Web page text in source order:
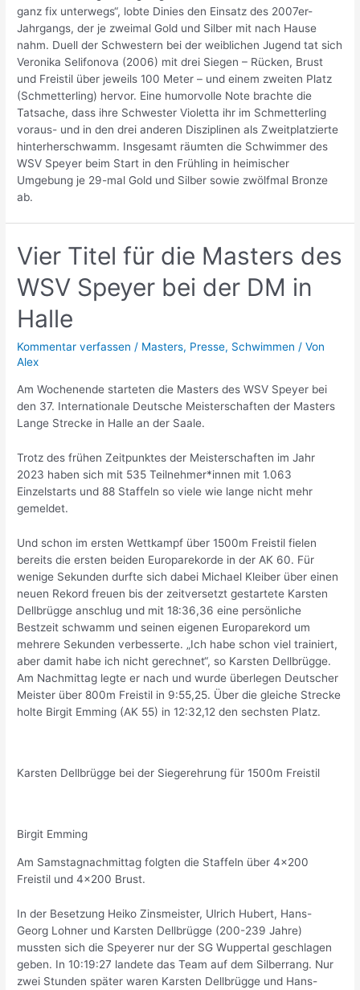
ganz fix unterwegs“, lobte Dinies den Einsatz des 2007er-
Jahrgangs, der je zweimal Gold und Silber mit nach Hause
nahm. Duell der Schwestern bei der weiblichen Jugend tat sich
Veronika Selifonova (2006) mit drei Siegen – Rücken, Brust
und Freistil über jeweils 100 Meter – und einem zweiten Platz
(Schmetterling) hervor. Eine humorvolle Note brachte die
Tatsache, dass ihre Schwester Violetta ihr im Schmetterling
voraus- und in den drei anderen Disziplinen als Zweitplatzierte
hinterherschwamm. Insgesamt räumten die Schwimmer des
WSV Speyer beim Start in den Frühling in heimischer
Umgebung je 29-mal Gold und Silber sowie zwölfmal Bronze
ab.
Vier Titel für die Masters des
WSV Speyer bei der DM in
Halle
Kommentar verfassen / Masters, Presse, Schwimmen / Von
Alex
Am Wochenende starteten die Masters des WSV Speyer bei
den 37. Internationale Deutsche Meisterschaften der Masters
Lange Strecke in Halle an der Saale.
Trotz des frühen Zeitpunktes der Meisterschaften im Jahr
2023 haben sich mit 535 Teilnehmer*innen mit 1.063
Einzelstarts und 88 Staffeln so viele wie lange nicht mehr
gemeldet.
Und schon im ersten Wettkampf über 1500m Freistil fielen
bereits die ersten beiden Europarekorde in der AK 60. Für
wenige Sekunden durfte sich dabei Michael Kleiber über einen
neuen Rekord freuen bis der zeitversetzt gestartete Karsten
Dellbrügge anschlug und mit 18:36,36 eine persönliche
Bestzeit schwamm und seinen eigenen Europarekord um
mehrere Sekunden verbesserte. „Ich habe schon viel trainiert,
aber damit habe ich nicht gerechnet“, so Karsten Dellbrügge.
Am Nachmittag legte er nach und wurde überlegen Deutscher
Meister über 800m Freistil in 9:55,25. Über die gleiche Strecke
holte Birgit Emming (AK 55) in 12:32,12 den sechsten Platz.
Karsten Dellbrügge bei der Siegerehrung für 1500m Freistil
Birgit Emming
Am Samstagnachmittag folgten die Staffeln über 4×200
Freistil und 4×200 Brust.
In der Besetzung Heiko Zinsmeister, Ulrich Hubert, Hans-
Georg Lohner und Karsten Dellbrügge (200-239 Jahre)
mussten sich die Speyerer nur der SG Wuppertal geschlagen
geben. In 10:19:27 landete das Team auf dem Silberrang. Nur
zwei Stunden später waren Karsten Dellbrügge und Hans-